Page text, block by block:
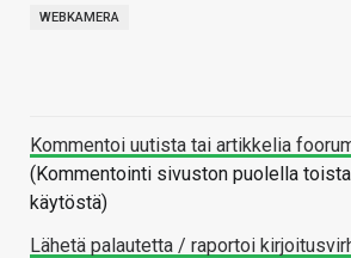
WEBKAMERA
Kommentoi uutista tai artikkelia
(Kommentointi sivuston puolella
käytöstä)
Lähetä palautetta / raportoi